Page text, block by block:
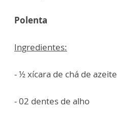
Polenta
Ingredientes:
- ½ xícara de chá de azeite
- 02 dentes de alho